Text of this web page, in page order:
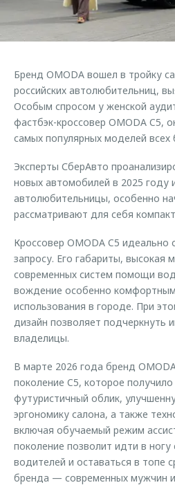
Страхование
Одежда и сувениры
Оригинальные аксессуары
Запчасти
Калькулятор трейд-ин
Клиентская поддержка
O&J Автоклуб
Приложение O&J
Аксессуары
Одежда и сувениры
Оригинальные аксессуары
Запчасти
Обратная связь
Бренд OMODA вошел в тройку
российских автолюбительниц,
Особым спросом у женской
фастбэк-кроссовер OMODA C5,
самых популярных моделей всех
Эксперты СберАвто
новых автомобилей в 2025 году
автолюбительницы, особенно
рассматривают для себя
Кроссовер OMODA C5 идеально
запросу. Его габариты, высокая
современных систем помощи
вождение особенно
использования в городе. При
дизайн позволяет подчеркнуть
владелицы.
В марте 2026 года бренд
поколение C5, которое
футуристичный облик,
эргономику салона, а также
включая обучаемый режим
поколение позволит идти в
водителей и оставаться в топе
бренда — современных мужчин